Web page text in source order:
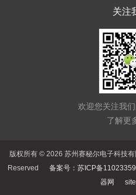
关注
欢迎您关注我
了解更
版权所有 © 2026 苏州赛秘尔电子科技
Reserved 备案号：苏ICP备
器网